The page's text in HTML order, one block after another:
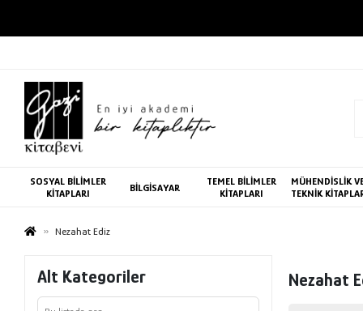
SOSYAL BİLİMLER
KİTAPLARI
BİLGİSAYAR
TEMEL BİLİMLER
KİTAPLARI
MÜHENDİSLİK
TEKNİK
Nezahat Ediz
Alt Kategoriler Nezahat